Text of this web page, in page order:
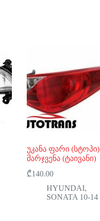
უკანა ფარი (სტოპი)
მარჯვენა (ტაივანი)
₾140.00
HYUNDAI,
SONATA 10-14